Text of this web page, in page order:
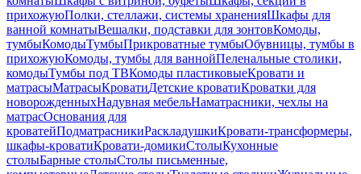
прихожуюПолки, стеллажи, системы храненияШкафы для
ванной комнатыВешалки, подставки для зонтовКомоды,
тумбыКомодыТумбыПрикроватные тумбыОбувницы, тумбы в
прихожуюКомоды, тумбы для ваннойПеленальные столики,
комодыТумбы под ТВКомоды пластиковыеКровати и
матрасыМатрасыКроватиДетские кроватиКроватки для
новорожденныхНадувная мебельНаматрасники, чехлы на
матрасОснования для
кроватейПодматрасникиРаскладушкиКровати-трансформеры,
шкафы-кроватиКровати-домикиСтолыКухонные
столыБарные столыСтолы письменные,